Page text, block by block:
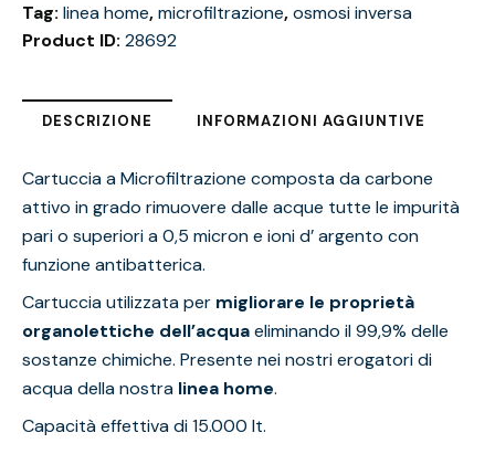
Tag: linea home,microfiltrazione,osmosi inversa
Product ID: 28692
DESCRIZIONE INFORMAZIONI AGGIUNTIVE
Cartuccia a Microfiltrazione composta da carbone
attivo in grado rimuovere dalle acque tutte le impurità
pari o superiori a 0,5 micron e ioni d’ argento con
funzione antibatterica.
Cartuccia utilizzata per migliorare le proprietà
organolettiche dell’acquaeliminando il 99,9% delle
sostanze chimiche. Presente nei nostri erogatori di
acqua della nostra linea home.
Capacità effettiva di 15.000 lt.